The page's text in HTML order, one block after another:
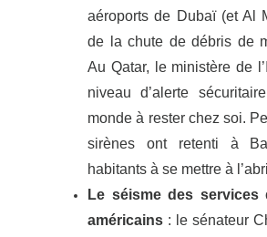
aéroports de Dubaï (et Al
de la chute de débris de
Au Qatar, le ministère de
niveau d’alerte
monde à rester chez soi.
sirènes ont retenti à
habitants à se mettre à
Le séisme des services
américains : le sénateur